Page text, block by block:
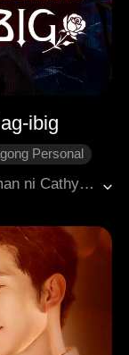
ibig
Personal
Sa araw ng libing kanyang ama, nalaman ni Cathy na nagtaksil sa kanya ang kanyang asawa at pumatay sa kanyang ama. Ginamit niya ang lahat ng kanyang talino at nakipagtulungan kay Vincent, isang napakahusay na bodyguard, upang labanan ang kanyang makapangyarihan at mayamang asawa at maghiganti.